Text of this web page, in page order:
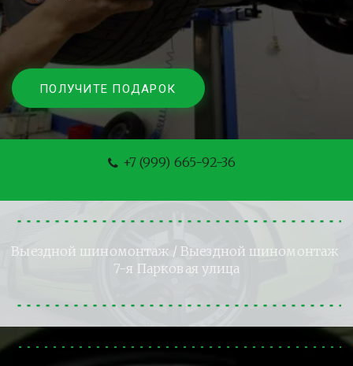
ПОЛУЧИТЕ ПОДАРОК
+7 (999) 665-92-36
Выездной шиномонтаж / Выездной шиномонтаж
7-я Парковая улица